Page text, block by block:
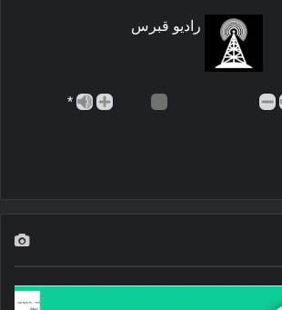
رادیو قبرس
*